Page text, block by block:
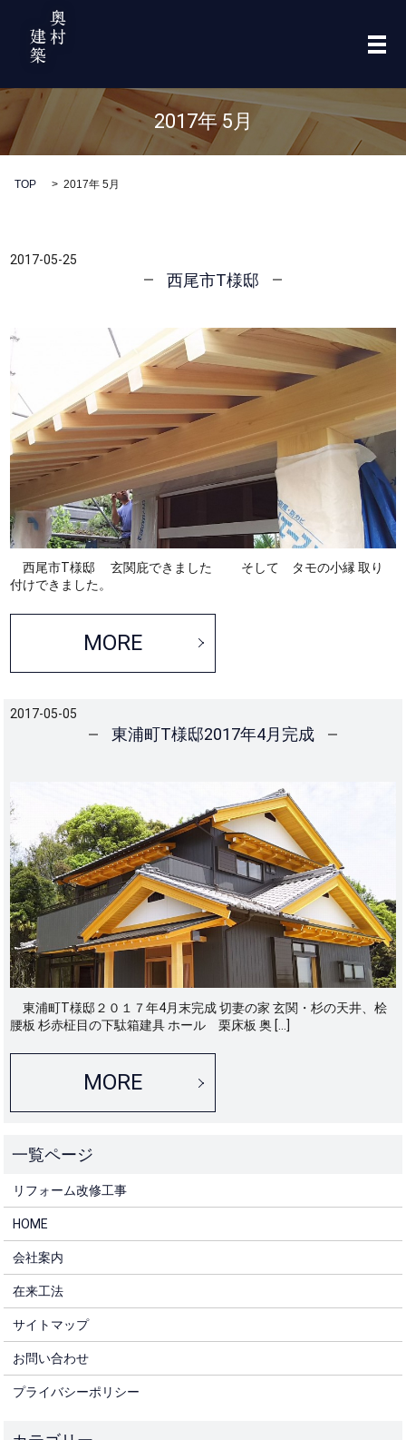
メ
2017年 5月
TOP 2017年 5月
2017-05-25
西尾市T様邸
西尾市T様邸 玄関庇できました そして タモの小縁 取り
付けできました。
MORE
2017-05-05
東浦町T様邸2017年4月完成
東浦町T様邸２０１７年4月末完成 切妻の家 玄関・杉の天井、桧
腰板 杉赤柾目の下駄箱建具 ホール 栗床板 奥 […]
MORE
リフォーム改修工事
HOME
会社案内
在来工法
サイトマップ
お問い合わせ
プライバシーポリシー